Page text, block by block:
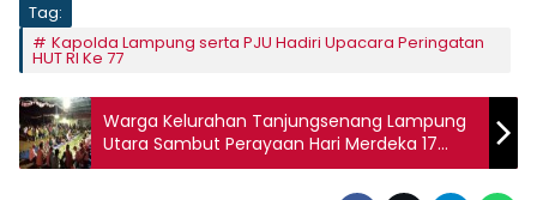
Tag:
Kapolda Lampung serta PJU Hadiri Upacara Peringatan
HUT RI Ke 77
Warga Kelurahan Tanjungsenang Lampung
Utara Sambut Perayaan Hari Merdeka 17
Agustus dengan Tasyakuran